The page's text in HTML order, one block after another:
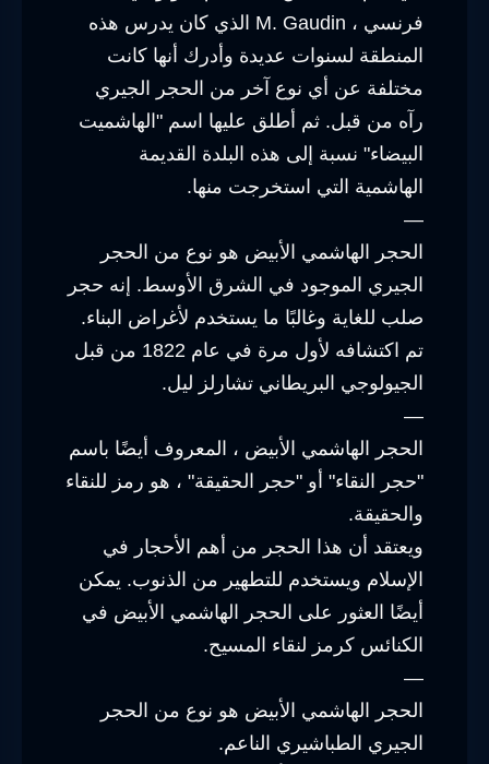
فرنسي ، M. Gaudin الذي كان يدرس هذه
المنطقة لسنوات عديدة وأدرك أنها كانت
مختلفة عن أي نوع آخر من الحجر الجيري
رآه من قبل. ثم أطلق عليها اسم "الهاشميت
البيضاء" نسبة إلى هذه البلدة القديمة
الهاشمية التي استخرجت منها.
—
الحجر الهاشمي الأبيض هو نوع من الحجر
الجيري الموجود في الشرق الأوسط. إنه حجر
صلب للغاية وغالبًا ما يستخدم لأغراض البناء.
تم اكتشافه لأول مرة في عام 1822 من قبل
الجيولوجي البريطاني تشارلز ليل.
—
الحجر الهاشمي الأبيض ، المعروف أيضًا باسم
"حجر النقاء" أو "حجر الحقيقة" ، هو رمز للنقاء
والحقيقة.
ويعتقد أن هذا الحجر من أهم الأحجار في
الإسلام ويستخدم للتطهير من الذنوب. يمكن
أيضًا العثور على الحجر الهاشمي الأبيض في
الكنائس كرمز لنقاء المسيح.
—
الحجر الهاشمي الأبيض هو نوع من الحجر
الجيري الطباشيري الناعم.